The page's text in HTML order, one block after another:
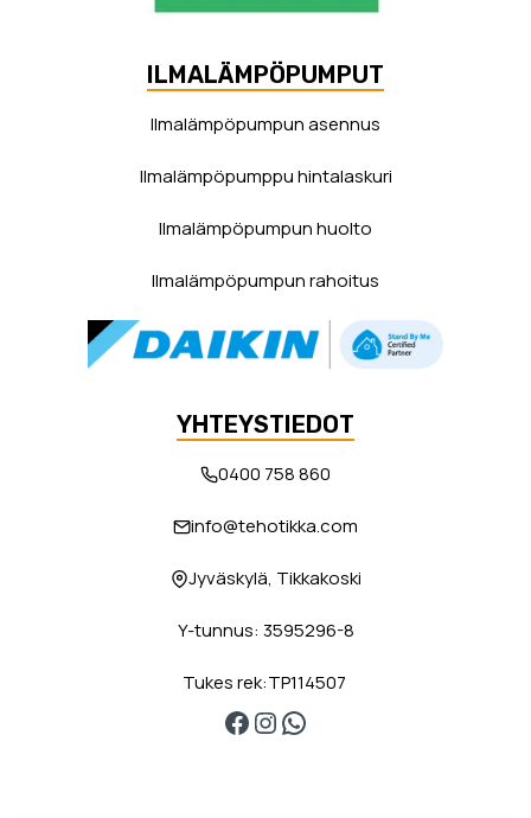
ILMALÄMPÖPUMPUT
Ilmalämpöpumpun asennus
Ilmalämpöpumppu hintalaskuri
Ilmalämpöpumpun huolto
Ilmalämpöpumpun rahoitus
YHTEYSTIEDOT
0400 758 860
info@tehotikka.com
Jyväskylä, Tikkakoski
Y-tunnus: 3595296-8
Tukes rek:TP114507
Facebook
Instagram
WhatsApp